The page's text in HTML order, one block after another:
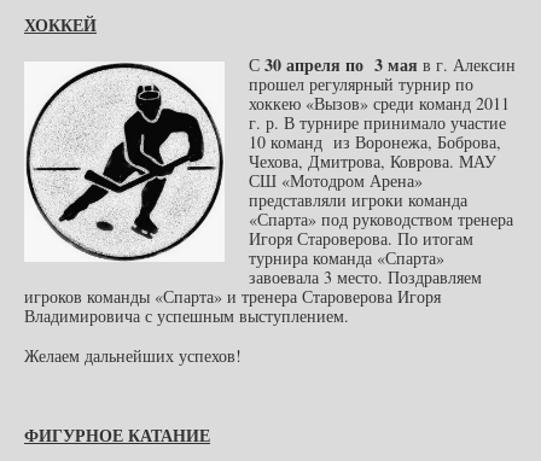
ХОККЕЙ
С 30 апреля по 3 мая в г. Алексин
прошел регулярный турнир по
хоккею «Вызов» среди команд 2011
г. р. В турнире принимало участие
10 команд из Воронежа, Боброва,
Чехова, Дмитрова, Коврова. МАУ
СШ «Мотодром Арена»
представляли игроки команда
«Спарта» под руководством тренера
Игоря Староверова. По итогам
турнира команда «Спарта»
завоевала 3 место. Поздравляем
игроков команды «Спарта» и тренера Староверова Игоря
Владимировича с успешным выступлением.
Желаем дальнейших успехов!
ФИГУРНОЕ КАТАНИЕ